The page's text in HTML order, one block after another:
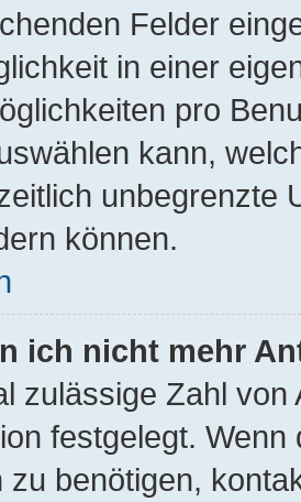
Felder
in einer
pro
kann,
unbegrenzte
können.
ich nicht mehr
zulässige Zahl
festgelegt.
zu benötigen,